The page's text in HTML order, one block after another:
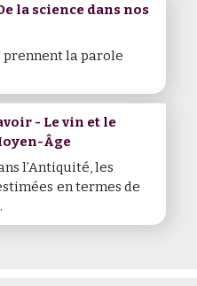
la science dans nos
prennent la parole
- Le vin et le
Âge
l’Antiquité, les
en termes de